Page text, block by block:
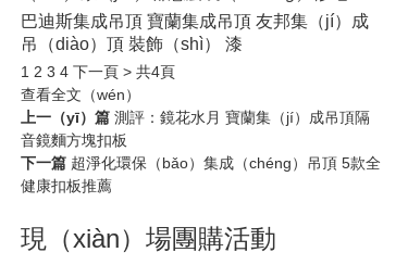
巴迪斯集成吊頂 寶蘭集成吊頂 友邦集（jí）成
吊（diào）頂 裝飾（shì） 漆
1 2 3 4 下一頁 >共4頁
查看全文（wén）
上一（yī）篇 測評：鏡花水月 寶蘭集（jí）成吊頂隔
音鏡麵方塊扣板
下一篇 超淨化環保（bǎo）集成（chéng）吊頂 5款全
健康扣板推薦
現（xiàn）場團購活動